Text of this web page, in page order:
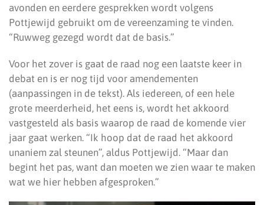
avonden en eerdere gesprekken wordt volgens
Pottjewijd gebruikt om de vereenzaming te vinden.
“Ruwweg gezegd wordt dat de basis.”
Voor het zover is gaat de raad nog een laatste keer in
debat en is er nog tijd voor amendementen
(aanpassingen in de tekst). Als iedereen, of een hele
grote meerderheid, het eens is, wordt het akkoord
vastgesteld als basis waarop de raad de komende vier
jaar gaat werken. “Ik hoop dat de raad het akkoord
unaniem zal steunen”, aldus Pottjewijd. “Maar dan
begint het pas, want dan moeten we zien waar te maken
wat we hier hebben afgesproken.”